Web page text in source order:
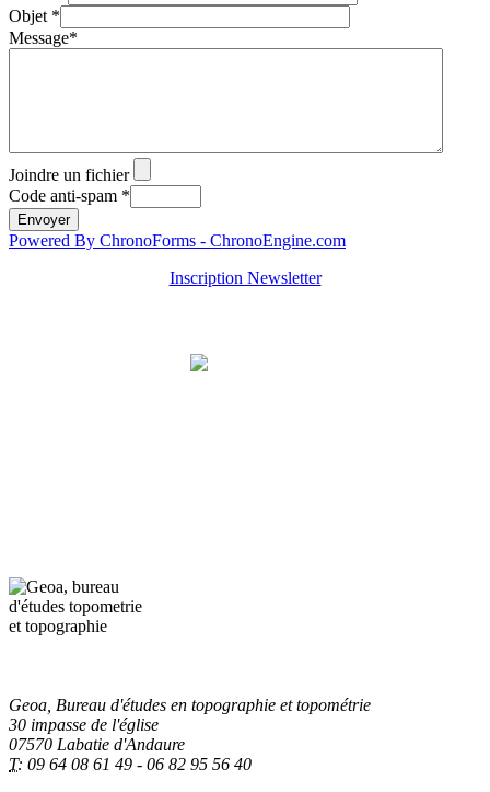
Objet *
Message*
Joindre un fichier
Code anti-spam *
Powered By ChronoForms - ChronoEngine.com
Inscription Newsletter
Geoa, Bureau d'études en topographie et topométrie
30 impasse de l'église
07570 Labatie d'Andaure
T: 09 64 08 61 49 - 06 82 95 56 40